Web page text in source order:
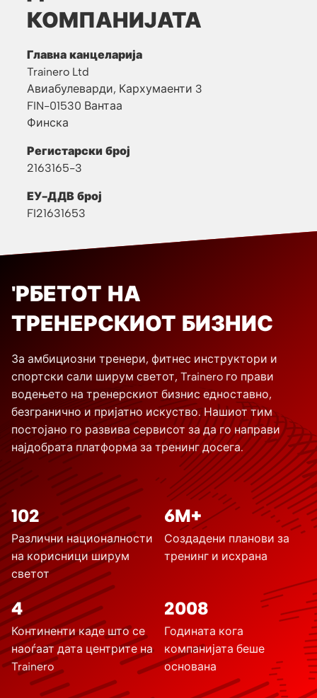
КОМПАНИЈАТА
Главна канцеларија
Trainero Ltd
Авиабулеварди, Кархумаенти 3
FIN-01530 Вантаа
Финска
Регистарски број
2163165-3
ЕУ-ДДВ број
FI21631653
'РБЕТОТ НА
ТРЕНЕРСКИОТ БИЗНИС
За амбициозни тренери, фитнес инструктори и
спортски сали ширум светот, Trainero го прави
водењето на тренерскиот бизнис едноставно,
безгранично и пријатно искуство. Нашиот тим
постојано го развива сервисот за да го направи
најдобрата платформа за тренинг досега.
102
Различни националности
на корисници ширум
светот
6M+
Создадени планови за
тренинг и исхрана
4
Континенти каде што се
наоѓаат дата центрите на
Trainero
2008
Годината кога
компанијата беше
основана